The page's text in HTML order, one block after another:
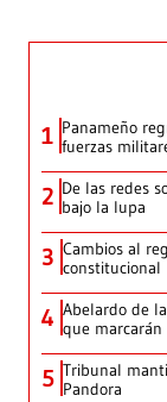
1 Panameño
fuerzas
2 De las redes
bajo la lupa
3 Cambios al
constitucional
4 Abelardo de
que
5 Tribunal
Pandora